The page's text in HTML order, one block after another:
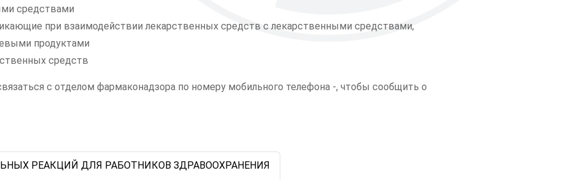
средствами
при взаимодействии лекарственных средств с лекарственными средствами,
продуктами
средств
с отделом фармаконадзора по номеру мобильного телефона -, чтобы сообщить о
РЕАКЦИЙ ДЛЯ РАБОТНИКОВ ЗДРАВООХРАНЕНИЯ